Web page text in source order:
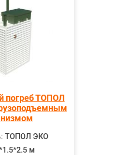
погреб ТОПОЛ
ТОПОЛ ЭКО
м